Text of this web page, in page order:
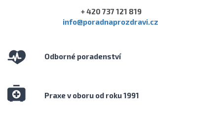
+ 420 737 121 819
info@poradnaprozdravi.cz
Odborné poradenství
Praxe v oboru od roku 1991